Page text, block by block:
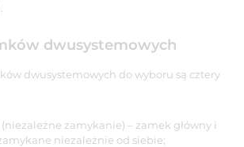
dwusystemowych
dwusystemowych do wyboru są cztery
(niezależne zamykanie) – zamek główny i
niezależnie od siebie;